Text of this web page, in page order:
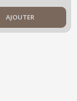
- déco -
AJOUTER